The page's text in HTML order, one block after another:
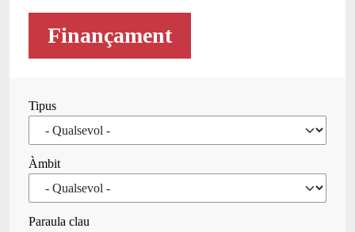
Finançament
Tipus
Àmbit
Paraula clau